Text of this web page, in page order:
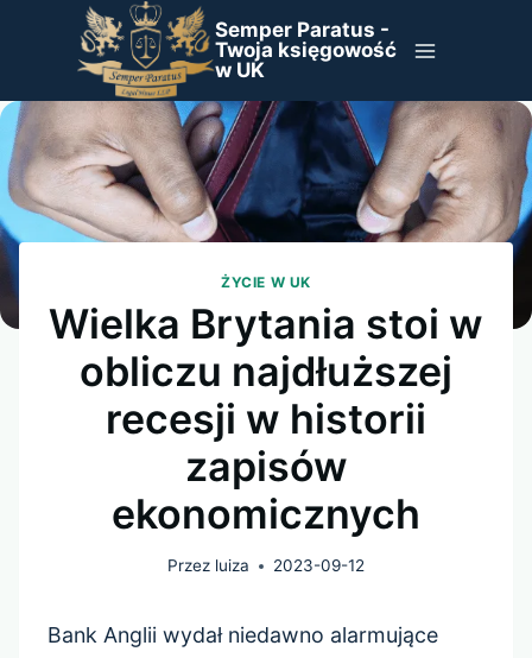
Semper Paratus -
Twoja księgowość
w UK
ŻYCIE W UK
Wielka Brytania stoi w
obliczu najdłuższej
recesji w historii
zapisów
ekonomicznych
Przez luiza 2023-09-12
Bank Anglii wydał niedawno alarmujące